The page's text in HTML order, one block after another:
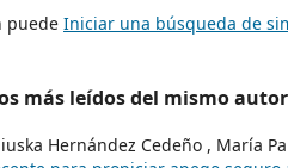
puede Iniciar una búsqueda de
más leídos del mismo
Hernández Cedeño , María